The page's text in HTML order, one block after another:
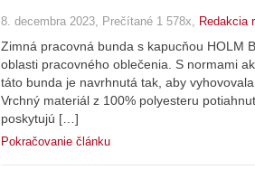
8. decembra 2023, Prečítané 1 578x, Redakcia
Zimná pracovná bunda s kapucňou HOLM
oblasti pracovného oblečenia. S normami
táto bunda je navrhnutá tak, aby
Vrchný materiál z 100% polyesteru
poskytujú […]
Pokračovanie článku